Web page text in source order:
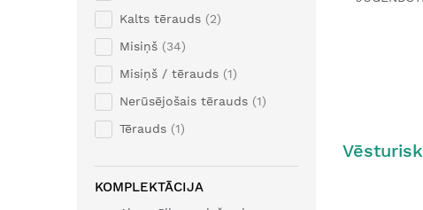
Kalts tērauds
2
Misiņš
34
Misiņš / tērauds
1
Nerūsējošais tērauds
1
Tērauds
1
KOMPLEKTĀCIJA